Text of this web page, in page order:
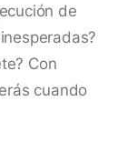
de
Con
cuando